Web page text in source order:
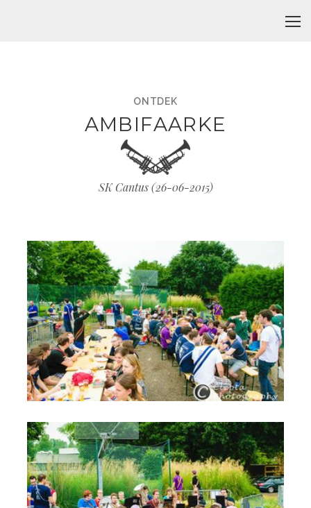
ONTDEK
AMBIFAARKE
SK Cantus (26-06-2015)